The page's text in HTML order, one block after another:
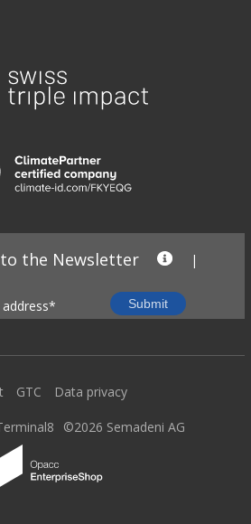
the Newsletter |
GTC Data privacy
©2026 Semadeni AG